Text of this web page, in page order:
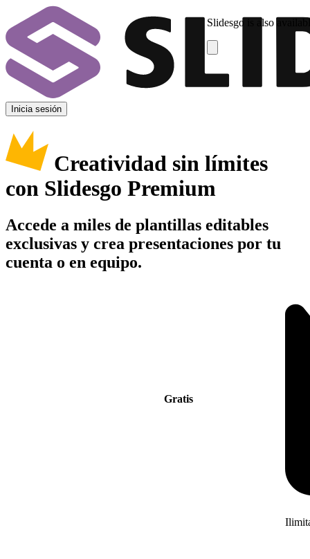
Slidesgo is also
Inicia sesión
Creatividad sin límites
con Slidesgo Premium
Accede a miles de plantillas editables
exclusivas y crea presentaciones por tu
cuenta o en equipo.
Gratis